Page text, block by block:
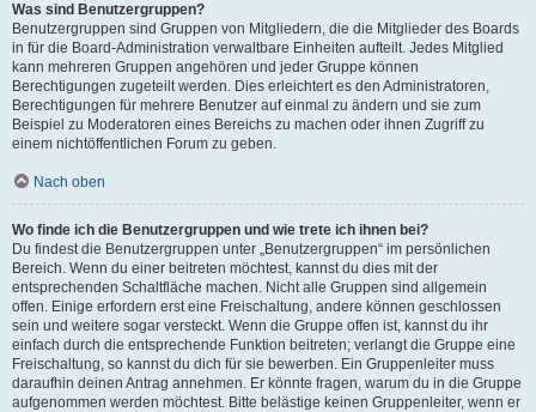
Was sind Benutzergruppen?
Benutzergruppen sind Gruppen von Mitgliedern, die die Mitglieder des Boards
in für die Board-Administration verwaltbare Einheiten aufteilt. Jedes Mitglied
kann mehreren Gruppen angehören und jeder Gruppe können
Berechtigungen zugeteilt werden. Dies erleichtert es den Administratoren,
Berechtigungen für mehrere Benutzer auf einmal zu ändern und sie zum
Beispiel zu Moderatoren eines Bereichs zu machen oder ihnen Zugriff zu
einem nichtöffentlichen Forum zu geben.
Nach oben
Wo finde ich die Benutzergruppen und wie trete ich ihnen bei?
Du findest die Benutzergruppen unter „Benutzergruppen“ im persönlichen
Bereich. Wenn du einer beitreten möchtest, kannst du dies mit der
entsprechenden Schaltfläche machen. Nicht alle Gruppen sind allgemein
offen. Einige erfordern erst eine Freischaltung, andere können geschlossen
sein und weitere sogar versteckt. Wenn die Gruppe offen ist, kannst du ihr
einfach durch die entsprechende Funktion beitreten; verlangt die Gruppe eine
Freischaltung, so kannst du dich für sie bewerben. Ein Gruppenleiter muss
daraufhin deinen Antrag annehmen. Er könnte fragen, warum du in die Gruppe
aufgenommen werden möchtest. Bitte belästige keinen Gruppenleiter, wenn er